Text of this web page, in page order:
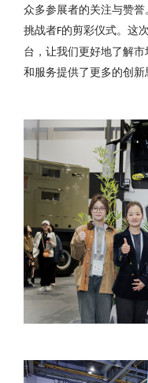
众多参展者的关注与赞
挑战者F的剪彩仪式。这
台，让我们更好地了解
和服务提供了更多的创新